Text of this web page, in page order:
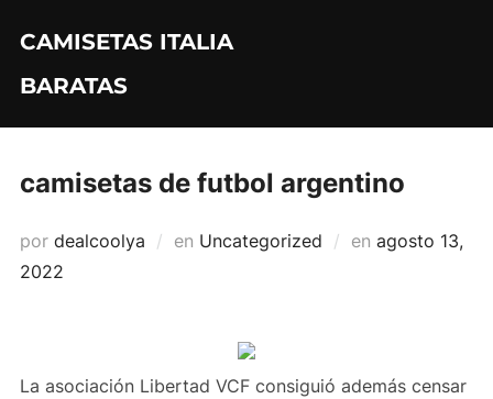
contenido
CAMISETAS ITALIA
BARATAS
camisetas de futbol argentino
por dealcoolya en Uncategorized en Publicado
agosto 13,
2022
La asociación Libertad VCF consiguió además censar